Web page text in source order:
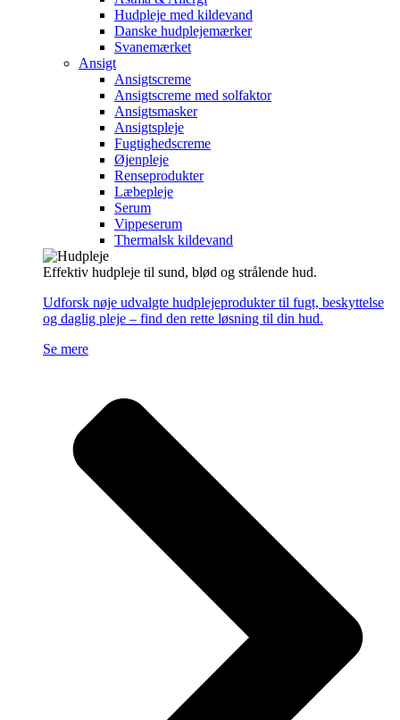
Hudpleje med kildevand
Danske hudplejemærker
Svanemærket
Ansigt
Ansigtscreme
Ansigtscreme med solfaktor
Ansigtsmasker
Ansigtspleje
Fugtighedscreme
Øjenpleje
Renseprodukter
Læbepleje
Serum
Vippeserum
Thermalsk kildevand
Effektiv hudpleje til sund, blød og strålende hud.
Udforsk nøje udvalgte hudplejeprodukter til fugt, beskyttelse
og daglig pleje – find den rette løsning til din hud.
Se mere